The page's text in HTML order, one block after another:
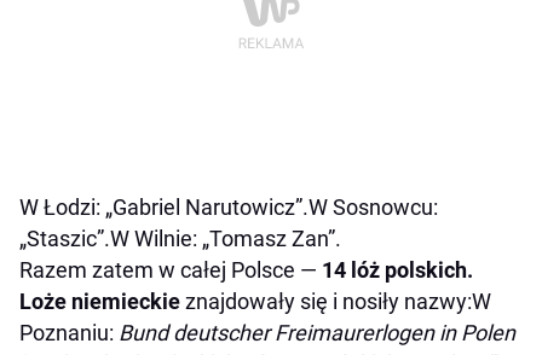
W Łodzi: „Gabriel Narutowicz”.W Sosnowcu:
„Staszic”.W Wilnie: „Tomasz Zan”.
Razem zatem w całej Polsce — 14 lóż polskich.
Loże niemieckieznajdowały się i nosiły nazwy:W
Poznaniu: Bund deutscher Freimaurerlogen in Polen